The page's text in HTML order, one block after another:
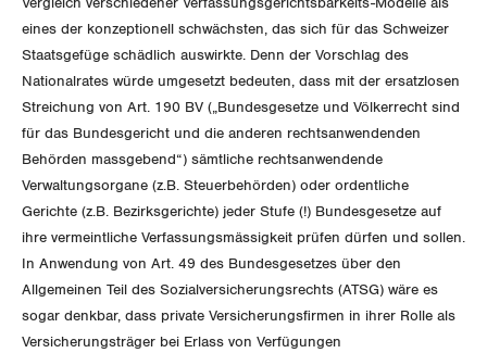
eines der konzeptionell schwächsten, das sich für das Schweizer
Staatsgefüge schädlich auswirkte. Denn der Vorschlag des
Nationalrates würde umgesetzt bedeuten, dass mit der ersatzlosen
Streichung von Art. 190 BV („Bundesgesetze und Völkerrecht sind
für das Bundesgericht und die anderen rechtsanwendenden
Behörden massgebend“) sämtliche rechtsanwendende
Verwaltungsorgane (z.B. Steuerbehörden) oder ordentliche
Gerichte (z.B. Bezirksgerichte) jeder Stufe (!) Bundesgesetze auf
ihre vermeintliche Verfassungsmässigkeit prüfen dürfen und sollen.
In Anwendung von Art. 49 des Bundesgesetzes über den
Allgemeinen Teil des Sozialversicherungsrechts (ATSG) wäre es
sogar denkbar, dass private Versicherungsfirmen in ihrer Rolle als
Versicherungsträger bei Erlass von Verfügungen